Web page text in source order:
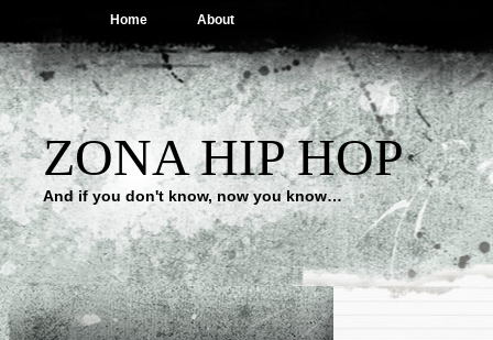
Home About
ZONA HIP HOP
And if you don't know, now you know…